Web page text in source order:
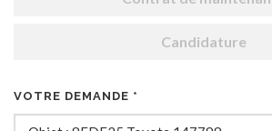
Candidature
VOTRE DEMANDE *